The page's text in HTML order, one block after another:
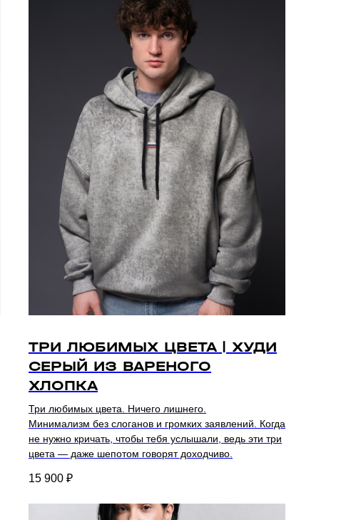
ТРИ ЛЮБИМЫХ ЦВЕТА | ХУДИ
СЕРЫЙ ИЗ ВАРЕНОГО
ХЛОПКА
Три любимых цвета. Ничего лишнего.
Минимализм без слоганов и громких заявлений. Когда
не нужно кричать, чтобы тебя услышали, ведь эти три
цвета — даже шепотом говорят доходчиво.
15 900 ₽